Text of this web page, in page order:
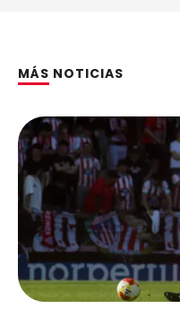
MÁS NOTICIAS